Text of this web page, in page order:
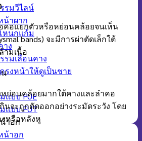
รมวีไลน์
น้าผาก
หนกแก้ม
าง
รมเลื่อนคาง
รงหน้าให้ดูเป็นชาย
แบบ FUE
แบบ FUT
าอก
น้าอก
คอแยกตัวหรือหย่อนคล้อยจนเห็น
bands) จะมีการผ่าตัดเล็กใต้
ามเนื้อ
น
ย่อนคล้อยมากใต้คางและลำคอ
นจะถูกตัดออกอย่างระมัดระวัง โดย
หรือหลังหู